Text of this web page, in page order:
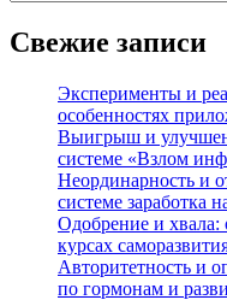
Свежие записи
Эксперименты и
особенностях
Выигрыш и
системе «Взлом
Неординарность и
системе заработка
Одобрение и хвала:
курсах
Авторитетность и
по гормонам и